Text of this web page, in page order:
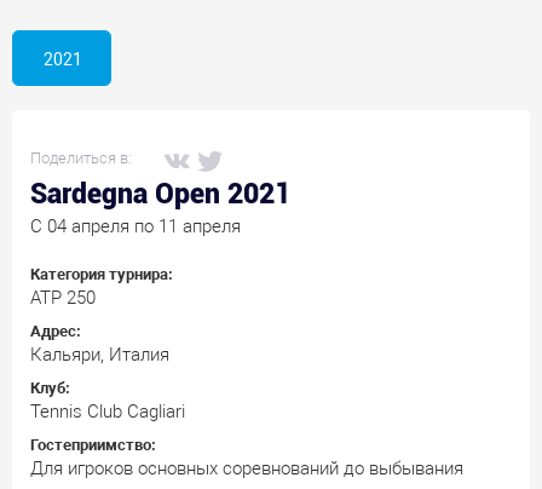
2021
Поделиться в:
Sardegna Open 2021
C 04 апреля по 11 апреля
Категория турнира:
ATP 250
Адрес:
Кальяри, Италия
Клуб:
Tennis Club Cagliari
Гостеприимство:
Для игроков основных соревнований до выбывания